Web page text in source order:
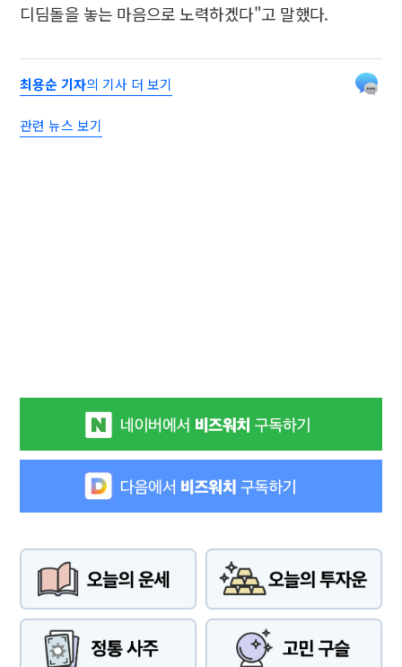
디딤돌을 놓는 마음으로 노력하겠다"고 말했다.
최용순 기자의 기사 더 보기
관련 뉴스 보기